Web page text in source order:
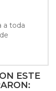
a toda
ESTE